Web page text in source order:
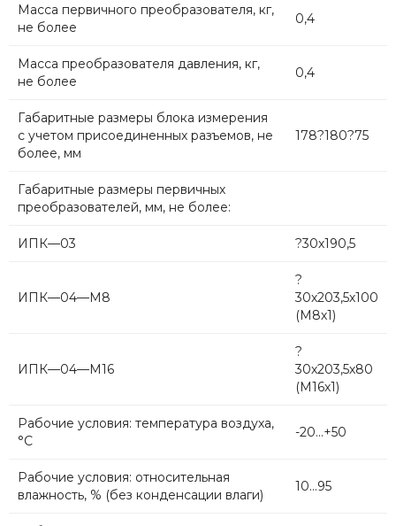
Масса первичного преобразователя, кг,
не более
0,4
Масса преобразователя давления, кг,
не более
0,4
Габаритные размеры блока измерения
с учетом присоединенных разъемов, не
более, мм
178?180?75
Габаритные размеры первичных
преобразователей, мм, не более:
ИПК—03 ?30х190,5
ИПК—04—М8
?
30х203,5х100
(М8х1)
ИПК—04—М16
?
30х203,5х80
(М16х1)
Рабочие условия: температура воздуха,
°С
-20...+50
Рабочие условия: относительная
влажность, % (без конденсации влаги)
10...95